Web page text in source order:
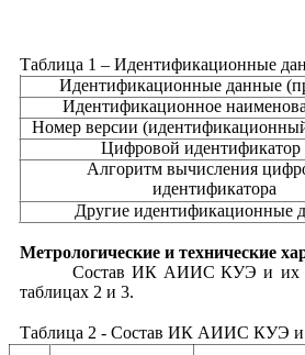
Таблица 1 – Идентификационные
Идентификационные данные
Идентификационное
Номер версии
Цифровой
Алгоритм вычисления
идентификатора
Другие идентификационные
Метрологические и технические
Состав ИК АИИС КУЭ и их
таблицах 2 и 3.
Таблица 2 - Состав ИК АИИС КУЭ и